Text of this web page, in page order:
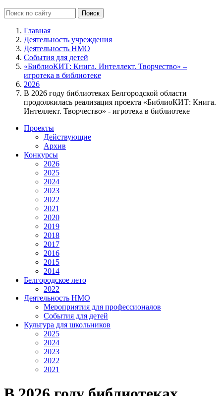
Главная
Деятельность учреждения
Деятельность НМО
События для детей
«БиблиоКИТ: Книга. Интеллект. Творчество» –
игротека в библиотеке
2026
В 2026 году библиотеках Белгородской области
продолжилась реализация проекта «БиблиоКИТ: Книга.
Интеллект. Творчество» - игротека в библиотеке
Проекты
Действующие
Архив
Конкурсы
2026
2025
2024
2023
2022
2021
2020
2019
2018
2017
2016
2015
2014
Белгородское лето
2022
Деятельность НМО
Мероприятия для профессионалов
События для детей
Культура для школьников
2025
2024
2023
2022
2021